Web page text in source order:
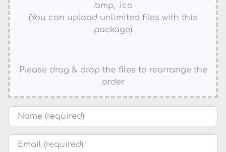
.bmp, .ico
(You can upload unlimited files with this
package)
Please drag & drop the files to rearrange the
order
Name
Courriel